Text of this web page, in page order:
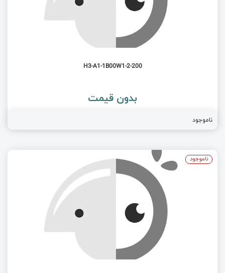
H3-A1-1B00W1-2-200
بدون قیمت
ناموجود
ناموجود